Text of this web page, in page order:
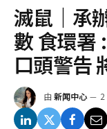
滅鼠｜承
數 食環署
口頭警告
由 新闻中心